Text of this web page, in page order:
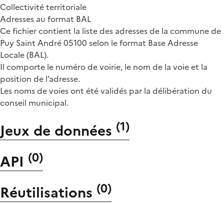
Collectivité territoriale
Adresses au format BAL
Ce fichier contient la liste des adresses de la commune de
Puy Saint André 05100 selon le format Base Adresse
Locale (BAL).
Il comporte le numéro de voirie, le nom de la voie et la
position de l’adresse.
Les noms de voies ont été validés par la délibération du
conseil municipal.
Jeux de données (1)
API (0)
Réutilisations (0)